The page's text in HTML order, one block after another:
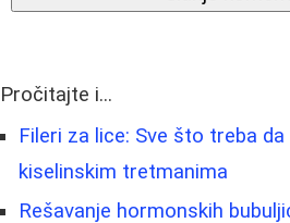
Pročitajte i...
Fileri za lice: Sve što treba
kiselinskim tretmanima
Rešavanje hormonskih